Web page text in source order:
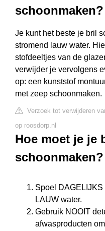
schoonmaken?
Je kunt het beste je bril
stromend lauw water.
stofdeeltjes van de
verwijder je vervolgens
op: een kunststof
met zeep schoonmaken.
Verzoek tot verwijderen
op roosdorp.nl
Hoe moet je je
schoonmaken?
Spoel
LAUW water.
Gebruik NOOIT
afwasproducten